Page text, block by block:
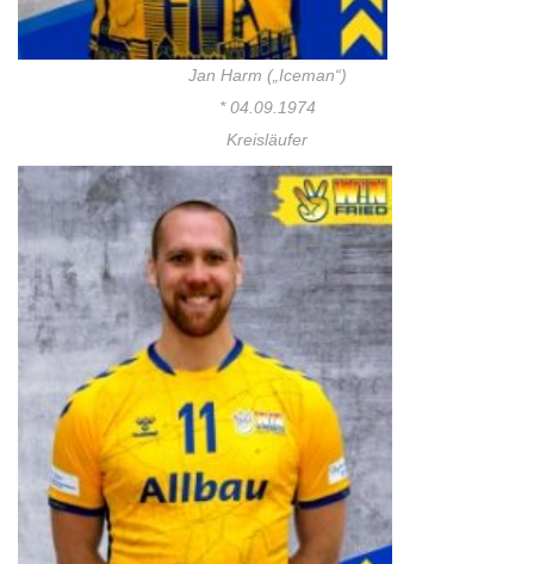
Jan Harm („Iceman“)
* 04.09.1974
Kreisläufer